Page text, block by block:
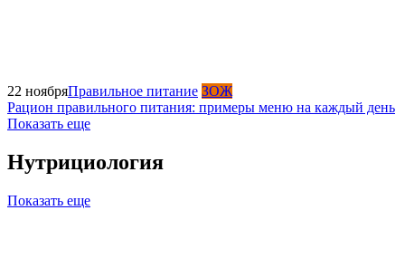
22 ноябряПравильное питание ЗОЖ
Рацион правильного питания: примеры меню на каждый день
Показать еще
Нутрициология
Показать еще